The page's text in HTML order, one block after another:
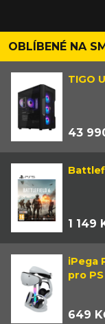
OBLÍBENÉ NA
TIGO
43
1 149
iPega
pro
649